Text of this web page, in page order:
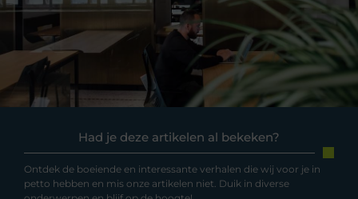
Had je deze artikelen al bekeken?
Ontdek de boeiende en interessante verhalen die wij voor je in
petto hebben en mis onze artikelen niet. Duik in diverse